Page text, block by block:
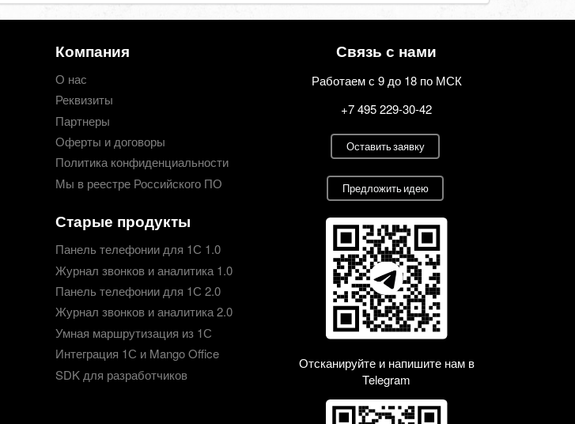
Компания
О нас
Реквизиты
Партнеры
Оферты и договоры
Политика конфиденциальности
Мы в реестре Российского ПО
Старые продукты
Панель телефонии для 1С 1.0
Журнал звонков и аналитика 1.0
Панель телефонии для 1С 2.0
Журнал звонков и аналитика 2.0
Умная маршрутизация из 1С
Интеграция 1С и Mango Office
SDK для разработчиков
Связь с нами
Работаем с 9 до 18 по МСК
+7 495 229-30-42
Оставить заявку
Предложить идею
Отсканируйте и напишите нам в
Telegram